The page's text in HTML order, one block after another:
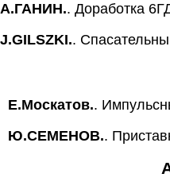
А.ГАНИН.. Доработка
J.GILSZKI..
Е.Москатов..
Ю.СЕМЕНОВ..